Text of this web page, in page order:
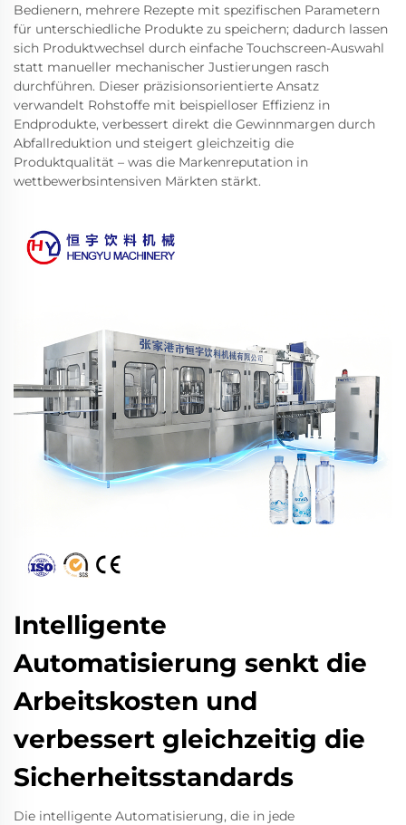
Bedienern, mehrere Rezepte mit spezifischen Parametern
für unterschiedliche Produkte zu speichern; dadurch lassen
sich Produktwechsel durch einfache Touchscreen-Auswahl
statt manueller mechanischer Justierungen rasch
durchführen. Dieser präzisionsorientierte Ansatz
verwandelt Rohstoffe mit beispielloser Effizienz in
Endprodukte, verbessert direkt die Gewinnmargen durch
Abfallreduktion und steigert gleichzeitig die
Produktqualität – was die Markenreputation in
wettbewerbsintensiven Märkten stärkt.
Intelligente
Automatisierung senkt die
Arbeitskosten und
verbessert gleichzeitig die
Sicherheitsstandards
Die intelligente Automatisierung, die in jede